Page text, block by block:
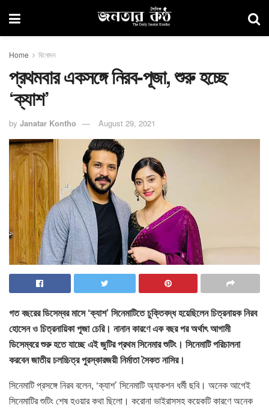
Home বিনোদন
প্রথমবার একসঙ্গে নিরব-পূজা, শুরু হচ্ছে
‘ক্যাশ’
by Janatar Kontho August 29, 2021
গত বছরের ডিসেম্বর মাসে ‘ক্যাশ’ সিনেমাটিতে চুক্তিবদ্ধ হয়েছিলেন চিত্রনায়ক নিরব
হোসেন ও চিত্রনায়িকা পূজা চেরি। নানান কারণে এক বছর পর অর্থাৎ আগামী
ডিসেম্বরে শুরু হতে যাচ্ছে এই জুটির প্রথম সিনেমার শুটিং। সিনেমাটি পরিচালনা
করবেন জাতীয় চলচ্চিত্র পুরস্কারজয়ী নির্মাতা সৈকত নাসির।
সিনেমাটি প্রসঙ্গে নিরব বলেন, ‘ক্যাশ’ সিনেমাটি অ্যাকশন ধর্মী ছবি। অনেক আগেই
সিনেমাটির শুটিং শেষ হওয়ার কথা ছিলো। করোনা ভাইরাসসহ কয়েকটি কারণে অনেক